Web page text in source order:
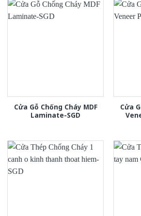
Cửa Gỗ Chống Cháy MDF
Laminate-SGD
Cửa